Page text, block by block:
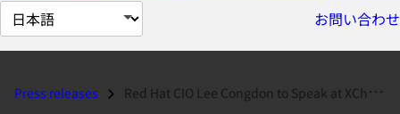
ペ
ー
の
お問い合わせ
Press releases Red Hat CIO Lee Congdon to Speak at XChange Best of Breed Conference...